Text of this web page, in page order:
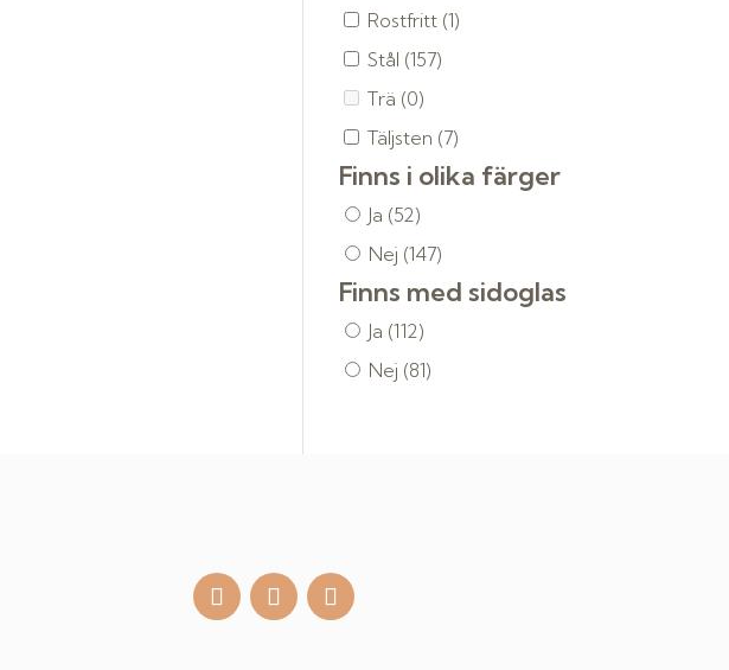
Rostfritt (1)
Stål (157)
Trä (0)
Täljsten (7)
Finns i olika färger
Ja (52)
Nej (147)
Finns med sidoglas
Ja (112)
Nej (81)